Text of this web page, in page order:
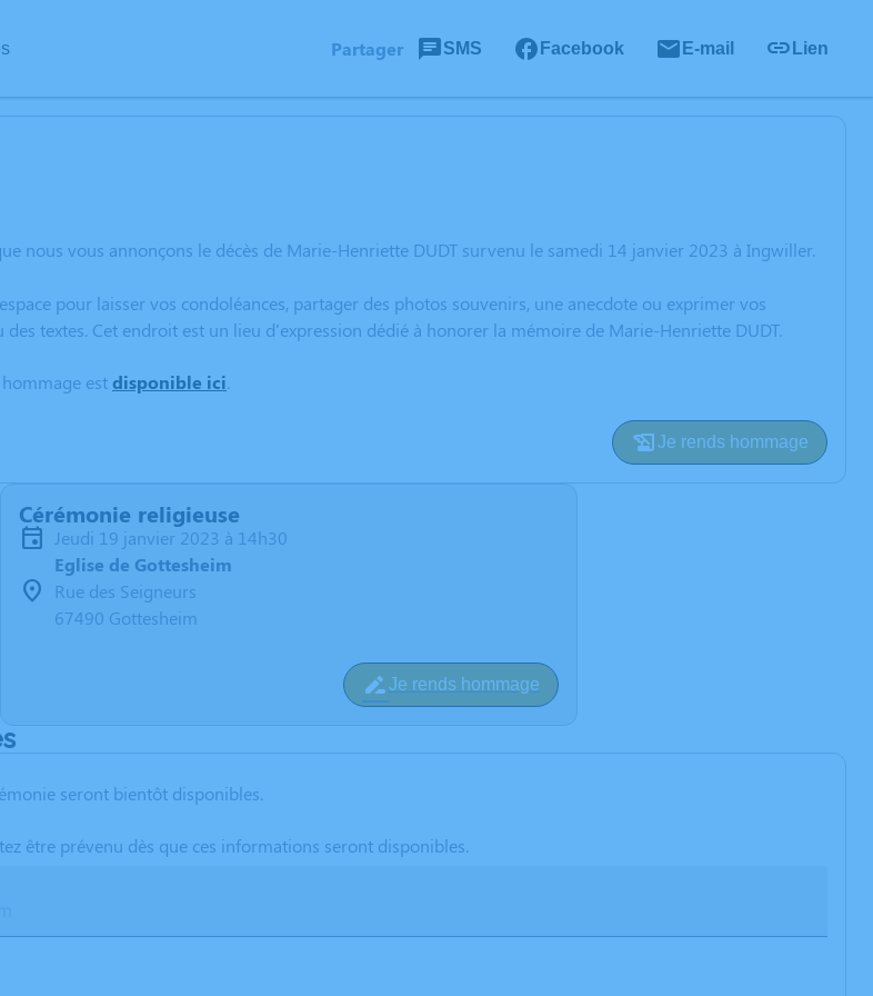
Partager SMS Facebook E-mail Lien
nous vous annonçons le décès de Marie-Henriette DUDT survenu le samedi 14 janvier 2023 à Ingwiller.
pour laisser vos condoléances, partager des photos souvenirs, une anecdote ou exprimer vos
des textes. Cet endroit est un lieu d'expression dédié à honorer la mémoire de Marie-Henriette DUDT.
estdisponible ici.
Je rends hommage
Cérémonie religieuse
jeudi 19 janvier 2023 à 14h30
Eglise de Gottesheim
Rue des Seigneurs
67490 Gottesheim
Je rends hommage
seront bientôt disponibles.
être prévenu dès que ces informations seront disponibles.